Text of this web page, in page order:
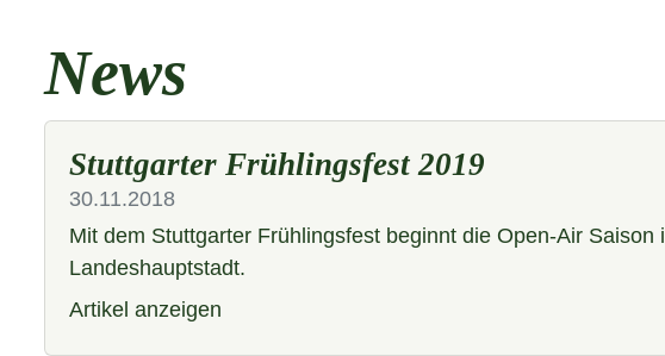
News
Stuttgarter Frühlingsfest 2019
30.11.2018
Mit dem Stuttgarter Frühlingsfest beginnt die Open-Air Saison
Landeshauptstadt.
Artikel anzeigen